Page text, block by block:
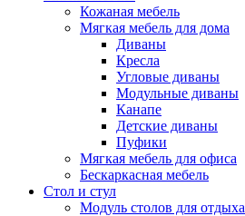
Кожаная мебель
Мягкая мебель для дома
Диваны
Кресла
Угловые диваны
Модульные диваны
Канапе
Детские диваны
Пуфики
Мягкая мебель для офиса
Бескаркасная мебель
Стол и стул
Модуль столов для отдыха